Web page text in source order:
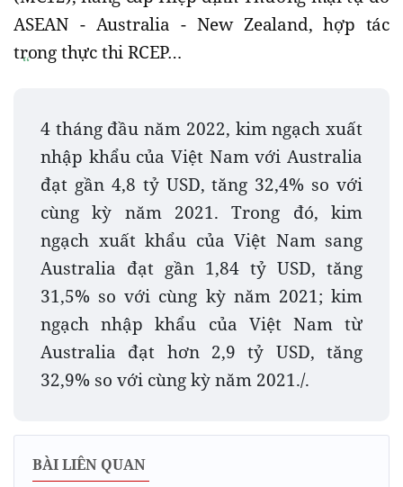
ASEAN - Australia - New Zealand, hợp tác
trong thực thi RCEP…
4 tháng đầu năm 2022, kim ngạch xuất
nhập khẩu của Việt Nam với Australia
đạt gần 4,8 tỷ USD, tăng 32,4% so với
cùng kỳ năm 2021. Trong đó, kim
ngạch xuất khẩu của Việt Nam sang
Australia đạt gần 1,84 tỷ USD, tăng
31,5% so với cùng kỳ năm 2021; kim
ngạch nhập khẩu của Việt Nam từ
Australia đạt hơn 2,9 tỷ USD, tăng
32,9% so với cùng kỳ năm 2021./.
BÀI LIÊN QUAN